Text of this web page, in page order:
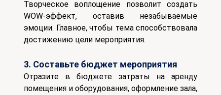
Творческое воплощение позволит создать
WOW-эффект, оставив незабываемые
эмоции. Главное, чтобы тема способствовала
достижению цели мероприятия.
3. Составьте бюджет мероприятия
Отразите в бюджете затраты на аренду
помещения и оборудования, оформление зала,